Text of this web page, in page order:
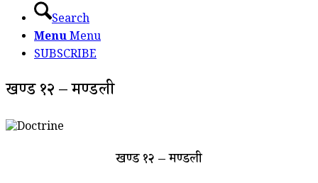
Search
MenuMenu
SUBSCRIBE
खण्ड १२ – मण्डली
खण्ड १२ – मण्डली